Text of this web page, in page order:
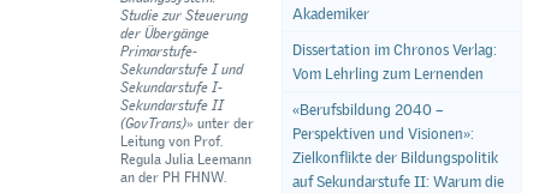
Studie zur Steuerung
der Übergänge
Primarstufe-
Sekundarstufe I und
Sekundarstufe I-
Sekundarstufe II
(GovTrans)» unter der
Leitung von Prof.
Regula Julia Leemann
an der PH FHNW.
Akademiker
Dissertation im Chronos Verlag:
Vom Lehrling zum Lernenden
«Berufsbildung 2040 –
Perspektiven und Visionen»:
Zielkonflikte der Bildungspolitik
auf Sekundarstufe II: Warum die